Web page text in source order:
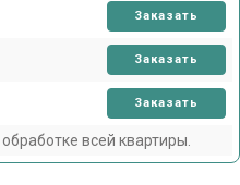
Заказать
Заказать
Заказать
всей квартиры.